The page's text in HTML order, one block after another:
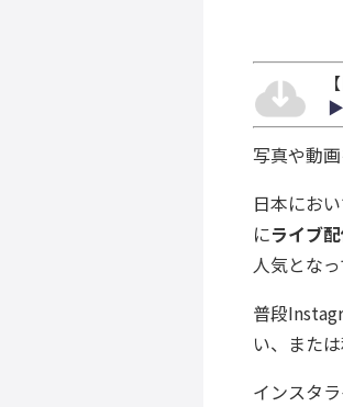
【
写真や動
日本にお
にライブ
人気となっ
普段
い、また
インスタ